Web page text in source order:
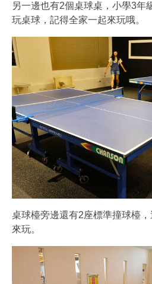
另一邊也有2個桌球桌，小學3年
玩桌球，記得全家一起來玩哦。
桌球檯旁邊還有2座標準撞球檯
來玩。